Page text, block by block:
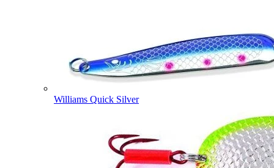
Williams Quick Silver